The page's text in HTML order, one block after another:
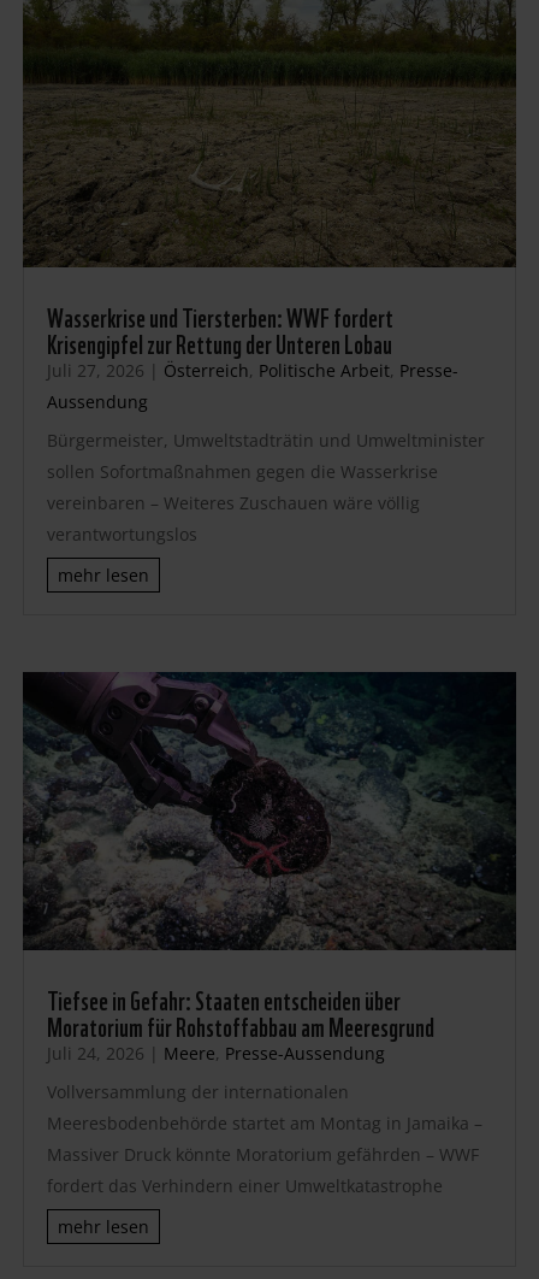
Wasserkrise und Tiersterben: WWF fordert
Krisengipfel zur Rettung der Unteren Lobau
Juli 27, 2026 | Österreich, Politische Arbeit, Presse-
Aussendung
Bürgermeister, Umweltstadträtin und Umweltminister
sollen Sofortmaßnahmen gegen die Wasserkrise
vereinbaren – Weiteres Zuschauen wäre völlig
verantwortungslos
mehr lesen
Tiefsee in Gefahr: Staaten entscheiden über
Moratorium für Rohstoffabbau am Meeresgrund
Juli 24, 2026 | Meere, Presse-Aussendung
Vollversammlung der internationalen
Meeresbodenbehörde startet am Montag in Jamaika –
Massiver Druck könnte Moratorium gefährden – WWF
fordert das Verhindern einer Umweltkatastrophe
mehr lesen